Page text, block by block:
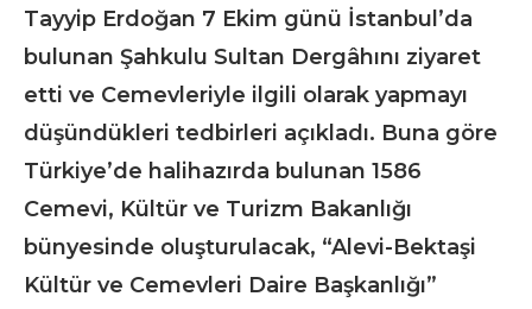
Tayyip Erdoğan 7 Ekim günü İstanbul’da
bulunan Şahkulu Sultan Dergâhını ziyaret
etti ve Cemevleriyle ilgili olarak yapmayı
düşündükleri tedbirleri açıkladı. Buna göre
Türkiye’de halihazırda bulunan 1586
Cemevi, Kültür ve Turizm Bakanlığı
bünyesinde oluşturulacak, “Alevi-Bektaşi
Kültür ve Cemevleri Daire Başkanlığı”